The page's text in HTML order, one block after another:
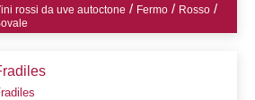
rossi da uve autoctone / Fermo / Rosso /